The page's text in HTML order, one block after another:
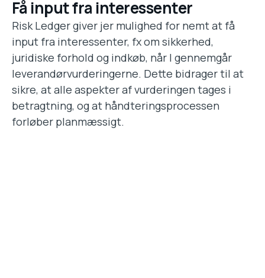
Få input fra interessenter
Risk Ledger giver jer mulighed for nemt at få
input fra interessenter, fx om sikkerhed,
juridiske forhold og indkøb, når I gennemgår
leverandørvurderingerne. Dette bidrager til at
sikre, at alle aspekter af vurderingen tages i
betragtning, og at håndteringsprocessen
forløber planmæssigt.